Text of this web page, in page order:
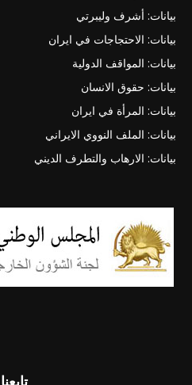
بيانات: أشرف وليبرتي
بيانات: الاحتجاجات في ايران
بيانات: المواقف الدولية
بيانات: حقوق الانسان
بيانات: المرأة في ايران
بيانات: الملف النووي الايراني
بيانات: الارهاب والتطرف الديني
تابعنا